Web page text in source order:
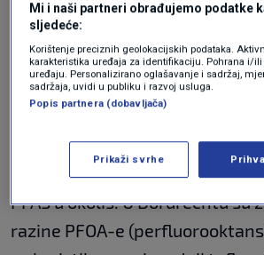
sustava. Utjecaj ovisi o količini,
izloženosti i općem
osobe.
Posebna pažnja posvećena je
regija okoDordrechtai
Westerschelde, gdje su
PFAS u okoliš. U Dordrechtu su
razine PFOA-e
Mi i naši partneri obrađujemo podatke
sljedeće:
Korištenje preciznih geolokacijskih podataka.
karakteristika uređaja za identifikaciju. Pohrana i/
uređaju. Personalizirano oglašavanje i sadržaj,
sadržaja, uvidi u publiku i razvoj usluga.
Popis partnera (dobavljača)
Prikaži svrhe